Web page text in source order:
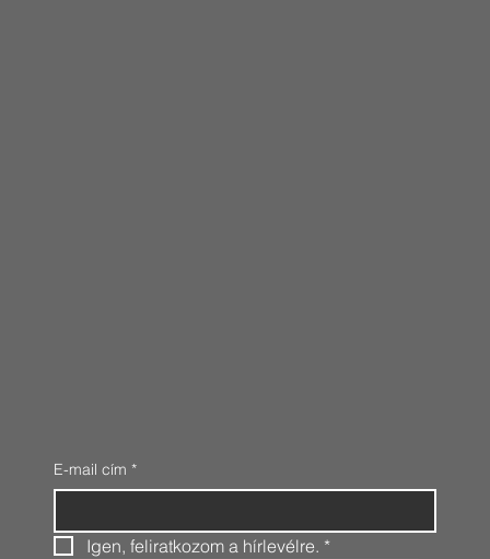
E-mail cím *
Igen, feliratkozom a hírlevélre. *